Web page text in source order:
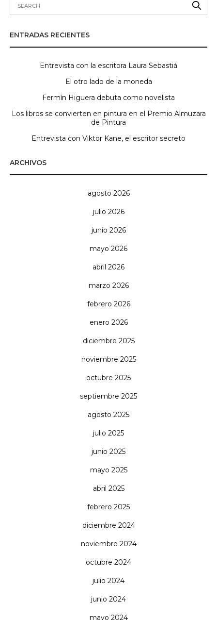
ENTRADAS RECIENTES
Entrevista con la escritora Laura Sebastiá
El otro lado de la moneda
Fermín Higuera debuta como novelista
Los libros se convierten en pintura en el Premio Almuzara
de Pintura
Entrevista con Viktor Kane, el escritor secreto
ARCHIVOS
agosto 2026
julio 2026
junio 2026
mayo 2026
abril 2026
marzo 2026
febrero 2026
enero 2026
diciembre 2025
noviembre 2025
octubre 2025
septiembre 2025
agosto 2025
julio 2025
junio 2025
mayo 2025
abril 2025
febrero 2025
diciembre 2024
noviembre 2024
octubre 2024
julio 2024
junio 2024
mayo 2024